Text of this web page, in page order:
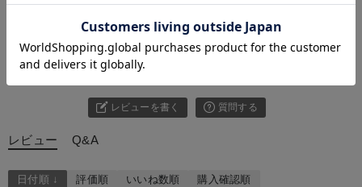
4.00
レビューを書く 質問する
レビュー Q&A
日付順 ↓ 評価順 いいね数順
購入確認順
お気に入り商品を確認する